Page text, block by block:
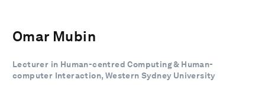
Omar Mubin
Lecturer in Human-centred Computing & Human-
computer Interaction, Western Sydney University